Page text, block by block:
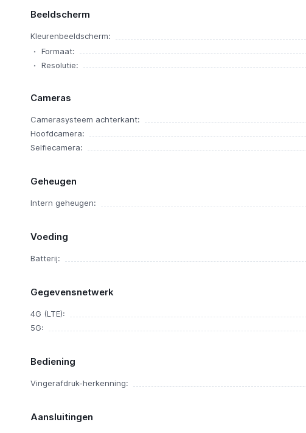
Samsung Star Qwerty B3410
Beeldscherm
Kleurenbeeldscherm:
Formaat:
Resolutie:
Cameras
Camerasysteem achterkant:
Hoofdcamera:
Selfiecamera:
Geheugen
Intern geheugen:
Voeding
Batterij:
Gegevensnetwerk
4G (LTE):
5G:
Bediening
Vingerafdruk-herkenning:
Aansluitingen